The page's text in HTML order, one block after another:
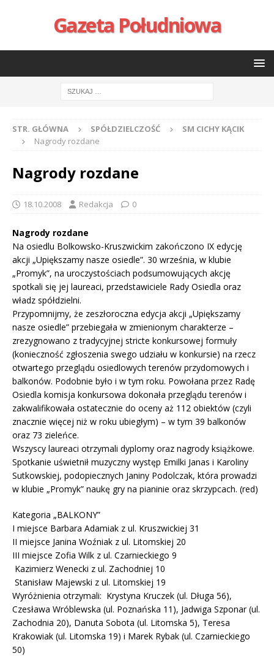
Gazeta Południowa
STR. GŁÓWNA SPÓŁDZIELCZOŚĆ
SM CICHY KĄCIK
Nagrody rozdane
Nagrody rozdane
18.10.2008 Redakcja 0
Nagrody rozdane
Na osiedlu Bolkowsko-Kruszwickim zakończono IX edycję
akcji „Upiększamy nasze osiedle”. 30 września, w klubie
„Promyk”, na uroczystościach podsumowujących akcję
spotkali się jej laureaci, przedstawiciele Rady Osiedla oraz
władz spółdzielni.
Przypomnijmy, że zeszłoroczna edycja akcji „Upiększamy
nasze osiedle” przebiegała w zmienionym charakterze –
zrezygnowano z tradycyjnej stricte konkursowej formuły
(konieczność zgłoszenia swego udziału w konkursie) na rzecz
otwartego przeglądu osiedlowych terenów przydomowych i
balkonów. Podobnie było i w tym roku. Powołana przez Radę
Osiedla komisja konkursowa dokonała przeglądu terenów i
zakwalifikowała ostatecznie do oceny aż 112 obiektów (czyli
znacznie więcej niż w roku ubiegłym) – w tym 39 balkonów
oraz 73 zieleńce.
Wszyscy laureaci otrzymali dyplomy oraz nagrody książkowe.
Spotkanie uświetnił muzyczny występ Emilki Janas i Karoliny
Sutkowskiej, podopiecznych Janiny Podolczak, która prowadzi
w klubie „Promyk” naukę gry na pianinie oraz skrzypcach. (red)
Kategoria „BALKONY”
I miejsce Barbara Adamiak z ul. Kruszwickiej 31
II miejsce Janina Woźniak z ul. Litomskiej 20
III miejsce Zofia Wilk z ul. Czarnieckiego 9
Kazimierz Wenecki z ul. Zachodniej 10
Stanisław Majewski z ul. Litomskiej 19
Wyróżnienia otrzymali: Krystyna Kruczek (ul. Długa 56),
Czesława Wróblewska (ul. Poznańska 11), Jadwiga Szponar (ul.
Zachodnia 20), Danuta Sobota (ul. Litomska 5), Teresa
Krakowiak (ul. Litomska 19) i Marek Rybak (ul. Czarnieckiego
50)